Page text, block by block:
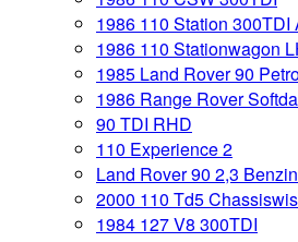
1986 110 Station
1986 110 Stationwagon
1985 Land Rover 90
1986 Range Rover
90 TDI RHD
110 Experience 2
Land Rover 90 2,3
2000 110 Td5
1984 127 V8 300TDI